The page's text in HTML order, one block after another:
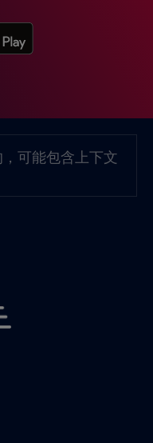
€1,-/GB
可能包含上下文